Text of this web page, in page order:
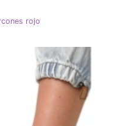
rojo